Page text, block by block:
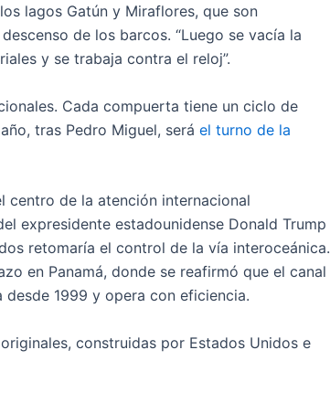
lagos Gatún y Miraflores, que son
de los barcos. “Luego se vacía la
y se trabaja contra el reloj”.
Cada compuerta tiene un ciclo de
tras Pedro Miguel, será el turno de la
centro de la atención internacional
expresidente estadounidense Donald Trump
retomaría el control de la vía interoceánica.
en Panamá, donde se reafirmó que el canal
1999 y opera con eficiencia.
construidas por Estados Unidos e